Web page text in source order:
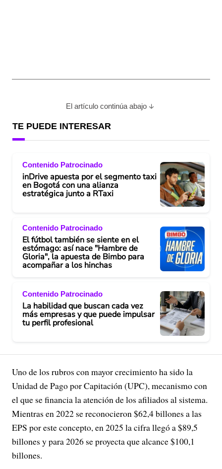
El artículo continúa abajo
TE PUEDE INTERESAR
Contenido Patrocinado
inDrive apuesta por el segmento taxi
en Bogotá con una alianza
estratégica junto a RTaxi
Contenido Patrocinado
El fútbol también se siente en el
estómago: así nace "Hambre de
Gloria", la apuesta de Bimbo para
acompañar a los hinchas
Contenido Patrocinado
La habilidad que buscan cada vez
más empresas y que puede impulsar
tu perfil profesional
Uno de los rubros con mayor crecimiento ha sido la
Unidad de Pago por Capitación (UPC), mecanismo con
el que se financia la atención de los afiliados al sistema.
Mientras en 2022 se reconocieron $62,4 billones a las
EPS por este concepto, en 2025 la cifra llegó a $89,5
billones y para 2026 se proyecta que alcance $100,1
billones.